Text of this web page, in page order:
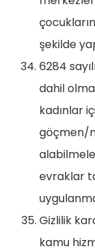
şekilde
6284
dahil
kadınlar
göçmen/
evraklar
Gizlilik
kamu